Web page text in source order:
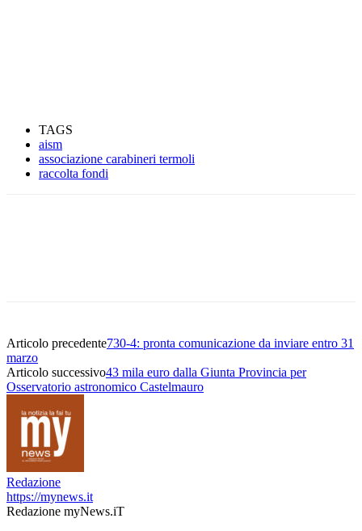
TAGS
aism
associazione carabineri termoli
raccolta fondi
Articolo precedente730-4: pronta comunicazione da inviare entro 31
marzo
Articolo successivo43 mila euro dalla Giunta Provincia per
Osservatorio astronomico Castelmauro
Redazione
https://mynews.it
Redazione myNews.iT